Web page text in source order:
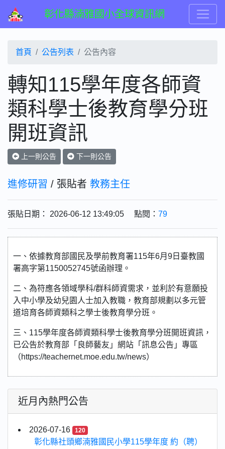
彰化縣湳雅國小全球資訊網
首頁 公告列表 公告內容
轉知115學年度各師資
類科學士後教育學分班
開班資訊
上一則公告 下一則公告
進修研習 / 張貼者 教務主任
張貼日期： 2026-06-12 13:49:05 點閱： 79
一、依據教育部國民及學前教育署115年6月9日臺教國
署高字第1150052745號函辦理。
二、為符應各領域學科/群科師資需求，並利於有意願投
入中小學及幼兒園人士加入教職，教育部規劃以多元管
道培育各師資類科之學士後教育學分班。
三、115學年度各師資類科學士後教育學分班開班資訊，
已公告於教育部「良師藝友」網站「訊息公告」專區
（https://teachernet.moe.edu.tw/news）
近月內熱門公告
2026-07-16 120
彰化縣社頭鄉湳雅國民小學115學年度 約（聘）